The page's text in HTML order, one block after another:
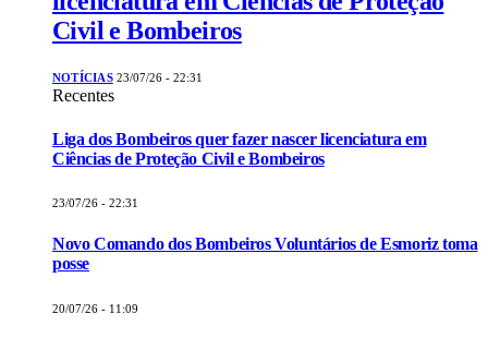
Civil e Bombeiros
NOTÍCIAS 23/07/26 - 22:31
Recentes
Liga dos Bombeiros quer fazer nascer licenciatura em
Ciências de Proteção Civil e Bombeiros
23/07/26 - 22:31
Novo Comando dos Bombeiros Voluntários de Esmoriz toma
posse
20/07/26 - 11:09